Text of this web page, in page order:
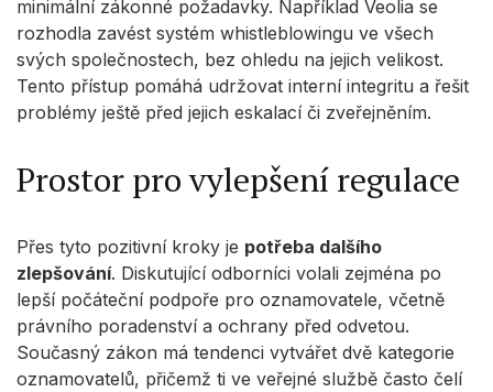
minimální zákonné požadavky. Například Veolia se
rozhodla zavést systém whistleblowingu ve všech
svých společnostech, bez ohledu na jejich velikost.
Tento přístup pomáhá udržovat interní integritu a řešit
problémy ještě před jejich eskalací či zveřejněním.
Prostor pro vylepšení regulace
Přes tyto pozitivní kroky je potřeba dalšího
zlepšování. Diskutující odborníci volali zejména po
lepší počáteční podpoře pro oznamovatele, včetně
právního poradenství a ochrany před odvetou.
Současný zákon má tendenci vytvářet dvě kategorie
oznamovatelů, přičemž ti ve veřejné službě často čelí